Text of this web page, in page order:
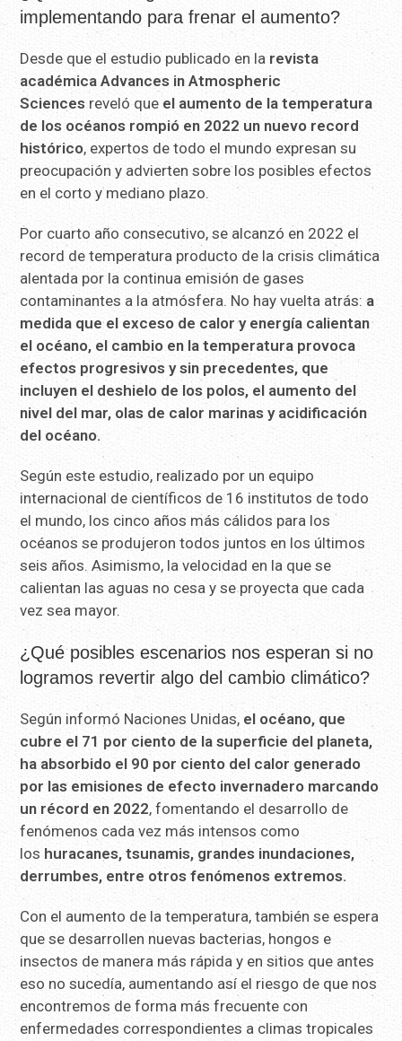
implementando para frenar el aumento?
Desde que el estudio publicado en la revista
académica Advances in Atmospheric
Sciencesreveló que el aumento de la temperatura
de los océanos rompió en 2022 un nuevo record
histórico, expertos de todo el mundo expresan su
preocupación y advierten sobre los posibles efectos
en el corto y mediano plazo.
Por cuarto año consecutivo, se alcanzó en 2022 el
record de temperatura producto de la crisis climática
alentada por la continua emisión de gases
contaminantes a la atmósfera. No hay vuelta atrás: a
medida que el exceso de calor y energía calientan
el océano, el cambio en la temperatura provoca
efectos progresivos y sin precedentes, que
incluyen el deshielo de los polos, el aumento del
nivel del mar, olas de calor marinas y acidificación
del océano.
Según este estudio, realizado por un equipo
internacional de científicos de 16 institutos de todo
el mundo, los cinco años más cálidos para los
océanos se produjeron todos juntos en los últimos
seis años. Asimismo, la velocidad en la que se
calientan las aguas no cesa y se proyecta que cada
vez sea mayor.
¿Qué posibles escenarios nos esperan si no
logramos revertir algo del cambio climático?
Según informó Naciones Unidas, el océano, que
cubre el 71 por ciento de la superficie del planeta,
ha absorbido el 90 por ciento del calor generado
por las emisiones de efecto invernadero marcando
un récord en 2022, fomentando el desarrollo de
fenómenos cada vez más intensos como
los huracanes, tsunamis, grandes inundaciones,
derrumbes, entre otros fenómenos extremos.
Con el aumento de la temperatura, también se espera
que se desarrollen nuevas bacterias, hongos e
insectos de manera más rápida y en sitios que antes
eso no sucedía, aumentando así el riesgo de que nos
encontremos de forma más frecuente con
enfermedades correspondientes a climas tropicales